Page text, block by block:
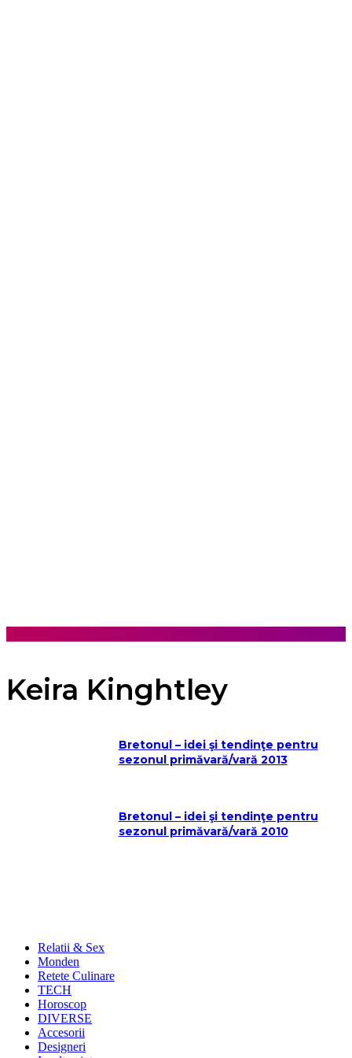
Keira Kinghtley
Bretonul – idei şi tendinţe pentru
sezonul primăvară/vară 2013
Bretonul – idei şi tendinţe pentru
sezonul primăvară/vară 2010
Relatii & Sex
Monden
Retete Culinare
TECH
Horoscop
DIVERSE
Accesorii
Designeri